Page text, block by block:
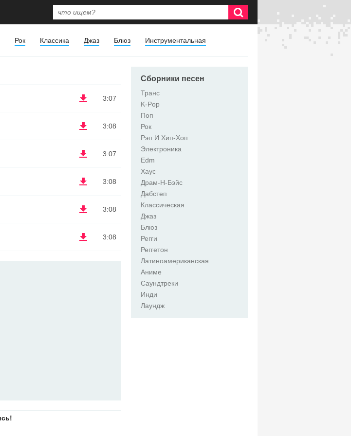
Рок Классика Джаз Блюз Инструментальная
3:07
3:08
3:07
3:08
3:08
3:08
Сборники песен
Транс
K-Pop
Поп
Рок
Рэп И Хип-Хоп
Электроника
Edm
Хаус
Драм-Н-Бэйс
Дабстеп
Классическая
Джаз
Блюз
Регги
Реггетон
Латиноамериканская
Аниме
Саундтреки
Инди
Лаундж